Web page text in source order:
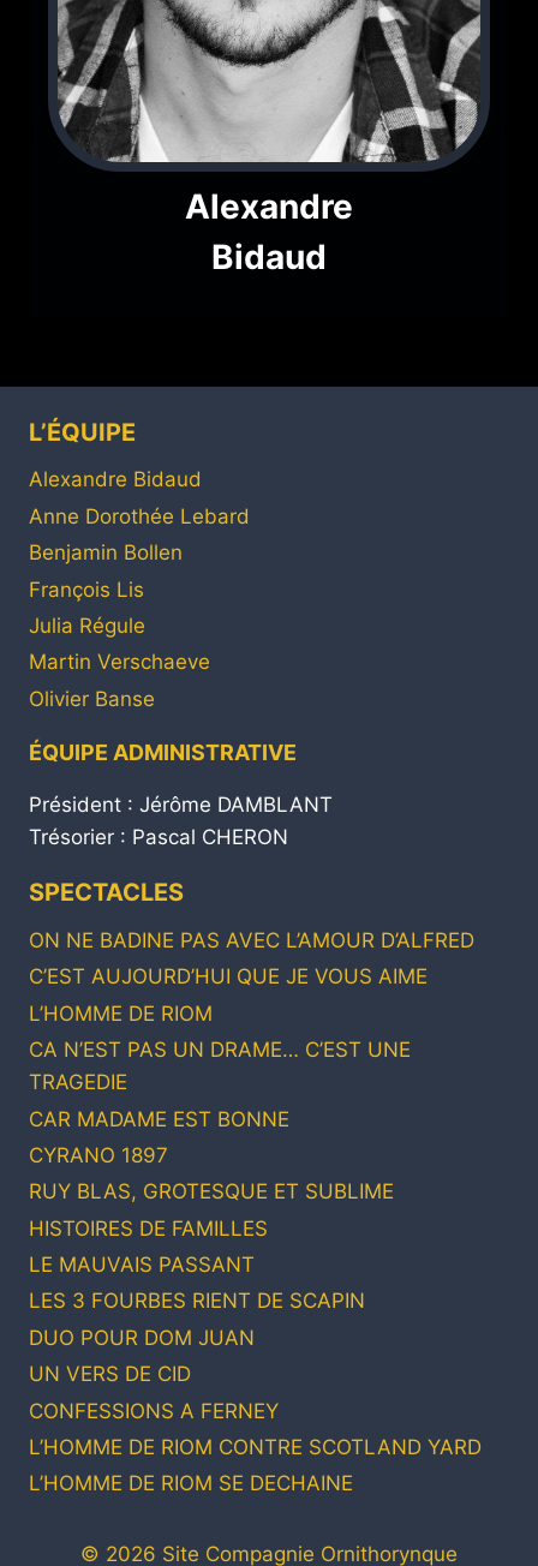
Alexandre
Bidaud
L’ÉQUIPE
Alexandre Bidaud
Anne Dorothée Lebard
Benjamin Bollen
François Lis
Julia Régule
Martin Verschaeve
Olivier Banse
ÉQUIPE ADMINISTRATIVE
Président : Jérôme DAMBLANT
Trésorier : Pascal CHERON
SPECTACLES
ON NE BADINE PAS AVEC L’AMOUR D’ALFRED
C’EST AUJOURD’HUI QUE JE VOUS AIME
L’HOMME DE RIOM
CA N’EST PAS UN DRAME… C’EST UNE
TRAGEDIE
CAR MADAME EST BONNE
CYRANO 1897
RUY BLAS, GROTESQUE ET SUBLIME
HISTOIRES DE FAMILLES
LE MAUVAIS PASSANT
LES 3 FOURBES RIENT DE SCAPIN
DUO POUR DOM JUAN
UN VERS DE CID
CONFESSIONS A FERNEY
L’HOMME DE RIOM CONTRE SCOTLAND YARD
L’HOMME DE RIOM SE DECHAINE
© 2026 Site Compagnie Ornithorynque